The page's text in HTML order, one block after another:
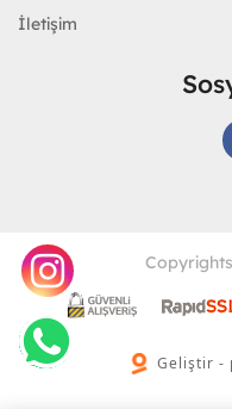
İletişim
Geliştir -